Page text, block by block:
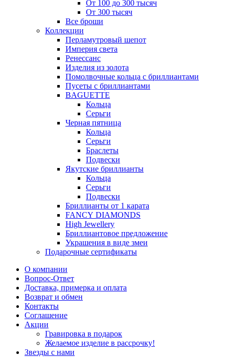
От 100 до 300 тысяч
От 300 тысяч
Все броши
Коллекции
Перламутровый шепот
Империя света
Ренессанс
Изделия из золота
Помолвочные кольца с бриллиантами
Пусеты с бриллиантами
BAGUETTE
Кольца
Серьги
Черная пятница
Кольца
Серьги
Браслеты
Подвески
Якутские бриллианты
Кольца
Серьги
Подвески
Бриллианты от 1 карата
FANCY DIAMONDS
High Jewellery
Бриллиантовое предложение
Украшения в виде змеи
Подарочные сертификаты
О компании
Вопрос-Ответ
Доставка, примерка и оплата
Возврат и обмен
Контакты
Соглашение
Акции
Гравировка в подарок
Желаемое изделие в рассрочку!
Звезды с нами